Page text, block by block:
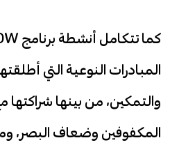
المبادرات النوعية التي